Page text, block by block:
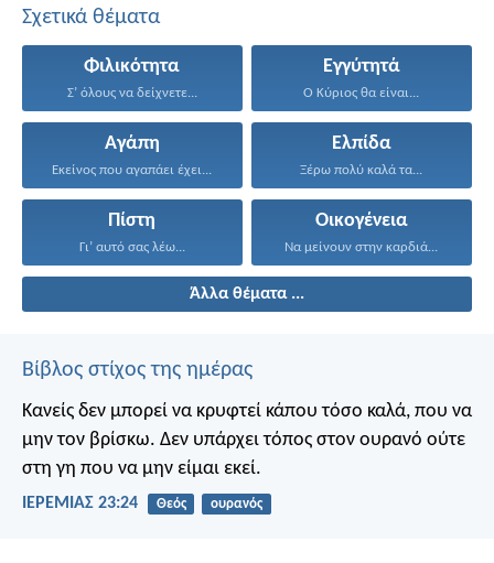
Σχετικά θέματα
Φιλικότητα
Σ’ όλους να δείχνετε...
Εγγύτητά
Ο Κύριος θα είναι...
Αγάπη
Εκείνος που αγαπάει έχει...
Ελπίδα
Ξέρω πολύ καλά τα...
Πίστη
Γι’ αυτό σας λέω...
Οικογένεια
Να μείνουν στην καρδιά...
Άλλα θέματα ...
Βίβλος στίχος της ημέρας
Κανείς δεν μπορεί να κρυφτεί κάπου τόσο καλά, που να
μην τον βρίσκω. Δεν υπάρχει τόπος στον ουρανό ούτε
στη γη που να μην είμαι εκεί.
ΙΕΡΕΜΙΑΣ 23:24 Θεός ουρανός